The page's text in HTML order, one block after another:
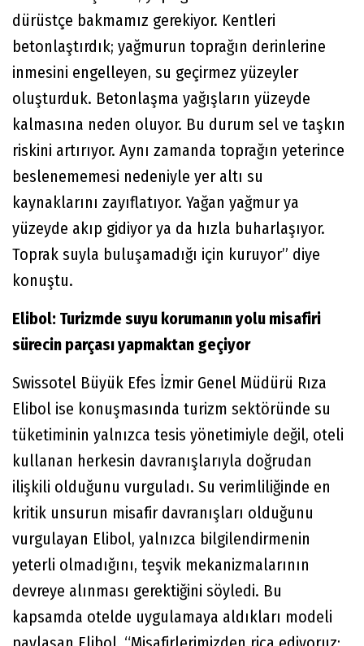
dürüstçe bakmamız gerekiyor. Kentleri
betonlaştırdık; yağmurun toprağın derinlerine
inmesini engelleyen, su geçirmez yüzeyler
oluşturduk. Betonlaşma yağışların yüzeyde
kalmasına neden oluyor. Bu durum sel ve taşkın
riskini artırıyor. Aynı zamanda toprağın yeterince
beslenememesi nedeniyle yer altı su
kaynaklarını zayıflatıyor. Yağan yağmur ya
yüzeyde akıp gidiyor ya da hızla buharlaşıyor.
Toprak suyla buluşamadığı için kuruyor” diye
konuştu.
Elibol: Turizmde suyu korumanın yolu misafiri
sürecin parçası yapmaktan geçiyor
Swissotel Büyük Efes İzmir Genel Müdürü Rıza
Elibol ise konuşmasında turizm sektöründe su
tüketiminin yalnızca tesis yönetimiyle değil, oteli
kullanan herkesin davranışlarıyla doğrudan
ilişkili olduğunu vurguladı. Su verimliliğinde en
kritik unsurun misafir davranışları olduğunu
vurgulayan Elibol, yalnızca bilgilendirmenin
yeterli olmadığını, teşvik mekanizmalarının
devreye alınması gerektiğini söyledi. Bu
kapsamda otelde uygulamaya aldıkları modeli